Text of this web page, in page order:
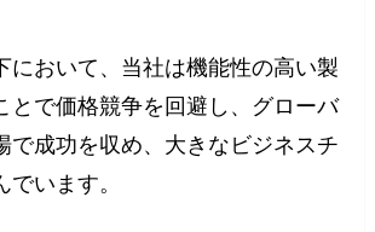
において、当社は機能性の高い製
とで価格競争を回避し、グローバ
で成功を収め、大きなビジネスチ
でいます。